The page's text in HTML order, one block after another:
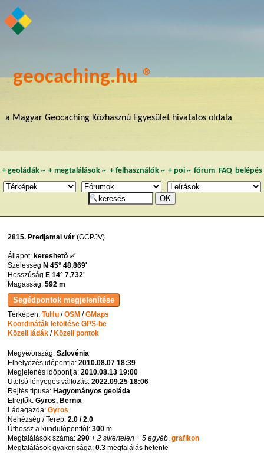
geocaching.hu ®
a Magyar Geocaching Közhasznú Egyesület hivatalos oldala
+ geoládák~ +megtalálások ~ + felhasználók~ + poi~ fórum FAQ belépés
2815. Predjamai vár (GCPJV)
Állapot: kereshető ✅
Szélesség N 45° 48,869'
Hosszúság E 14° 7,732'
Magasság:592 m
Térképen:TuHu /OSM /GMaps
Koordináták letöltése GPS-be
Közeli ládák / Közeli pontok
Megye/ország:Szlovénia
Elhelyezés időpontja:2010.08.07 18:39
Megjelenés időpontja:2010.08.13 19:00
Utolsó lényeges változás:2022.09.25 18:06
Rejtés típusa: Hagyományos geoláda
Elrejtők:Gyros, Bernix
Ládagazda:Gyros
Nehézség / Terep:2.0 / 2.0
Úthossz a kiindulóponttól:300 m
Megtalálások száma:290 + 2 sikertelen + 5 egyéb,grafikon
Megtalálások gyakorisága:0.3 megtalálás hetente